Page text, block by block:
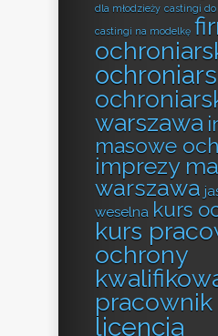
dla młodzieży castingi do
castingi na modelkę
warszawa
masowe
imprezy
warszawa
weselna kurs
kurs
ochrony
licencja